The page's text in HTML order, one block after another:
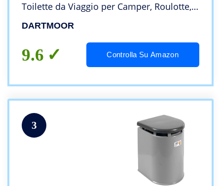
Toilette da Viaggio per Camper, Roulotte,
Barca, Toilette con Vasino Cassetta
DARTMOOR
9.6 Controlla Su Amazon
3